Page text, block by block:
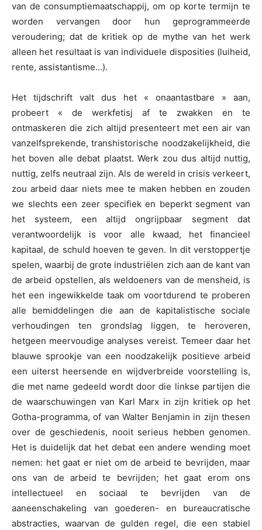
van de consumptiemaatschappij, om op korte termijn te
worden vervangen door hun geprogrammeerde
veroudering; dat de kritiek op de mythe van het werk
alleen het resultaat is van individuele disposities (luiheid,
rente, assistantisme…).
Het tijdschrift valt dus het « onaantastbare » aan,
probeert « de werkfetisj af te zwakken en te
ontmaskeren die zich altijd presenteert met een air van
vanzelfsprekende, transhistorische noodzakelijkheid, die
het boven alle debat plaatst. Werk zou dus altijd nuttig,
nuttig, zelfs neutraal zijn. Als de wereld in crisis verkeert,
zou arbeid daar niets mee te maken hebben en zouden
we slechts een zeer specifiek en beperkt segment van
het systeem, een altijd ongrijpbaar segment dat
verantwoordelijk is voor alle kwaad, het financieel
kapitaal, de schuld hoeven te geven. In dit verstoppertje
spelen, waarbij de grote industriëlen zich aan de kant van
de arbeid opstellen, als weldoeners van de mensheid, is
het een ingewikkelde taak om voortdurend te proberen
alle bemiddelingen die aan de kapitalistische sociale
verhoudingen ten grondslag liggen, te heroveren,
hetgeen meervoudige analyses vereist. Temeer daar het
blauwe sprookje van een noodzakelijk positieve arbeid
een uiterst heersende en wijdverbreide voorstelling is,
die met name gedeeld wordt door die linkse partijen die
de waarschuwingen van Karl Marx in zijn kritiek op het
Gotha-programma, of van Walter Benjamin in zijn thesen
over de geschiedenis, nooit serieus hebben genomen.
Het is duidelijk dat het debat een andere wending moet
nemen: het gaat er niet om de arbeid te bevrijden, maar
ons van de arbeid te bevrijden; het gaat erom ons
intellectueel en sociaal te bevrijden van de
aaneenschakeling van goederen- en bureaucratische
abstracties, waarvan de gulden regel, die een stabiel